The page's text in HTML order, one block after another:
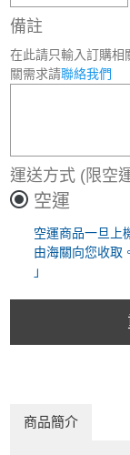
備註
在此請只輸入訂購相
關需求請聯絡我們
運送方式 (限空
空運
空運商品一旦上
由海關向您收取
」
商品簡介